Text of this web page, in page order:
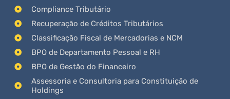
Compliance Tributário
Recuperação de Créditos Tributários
Classificação Fiscal de Mercadorias e NCM
BPO de Departamento Pessoal e RH
BPO de Gestão do Financeiro
Assessoria e Consultoria para Constituição de
Holdings